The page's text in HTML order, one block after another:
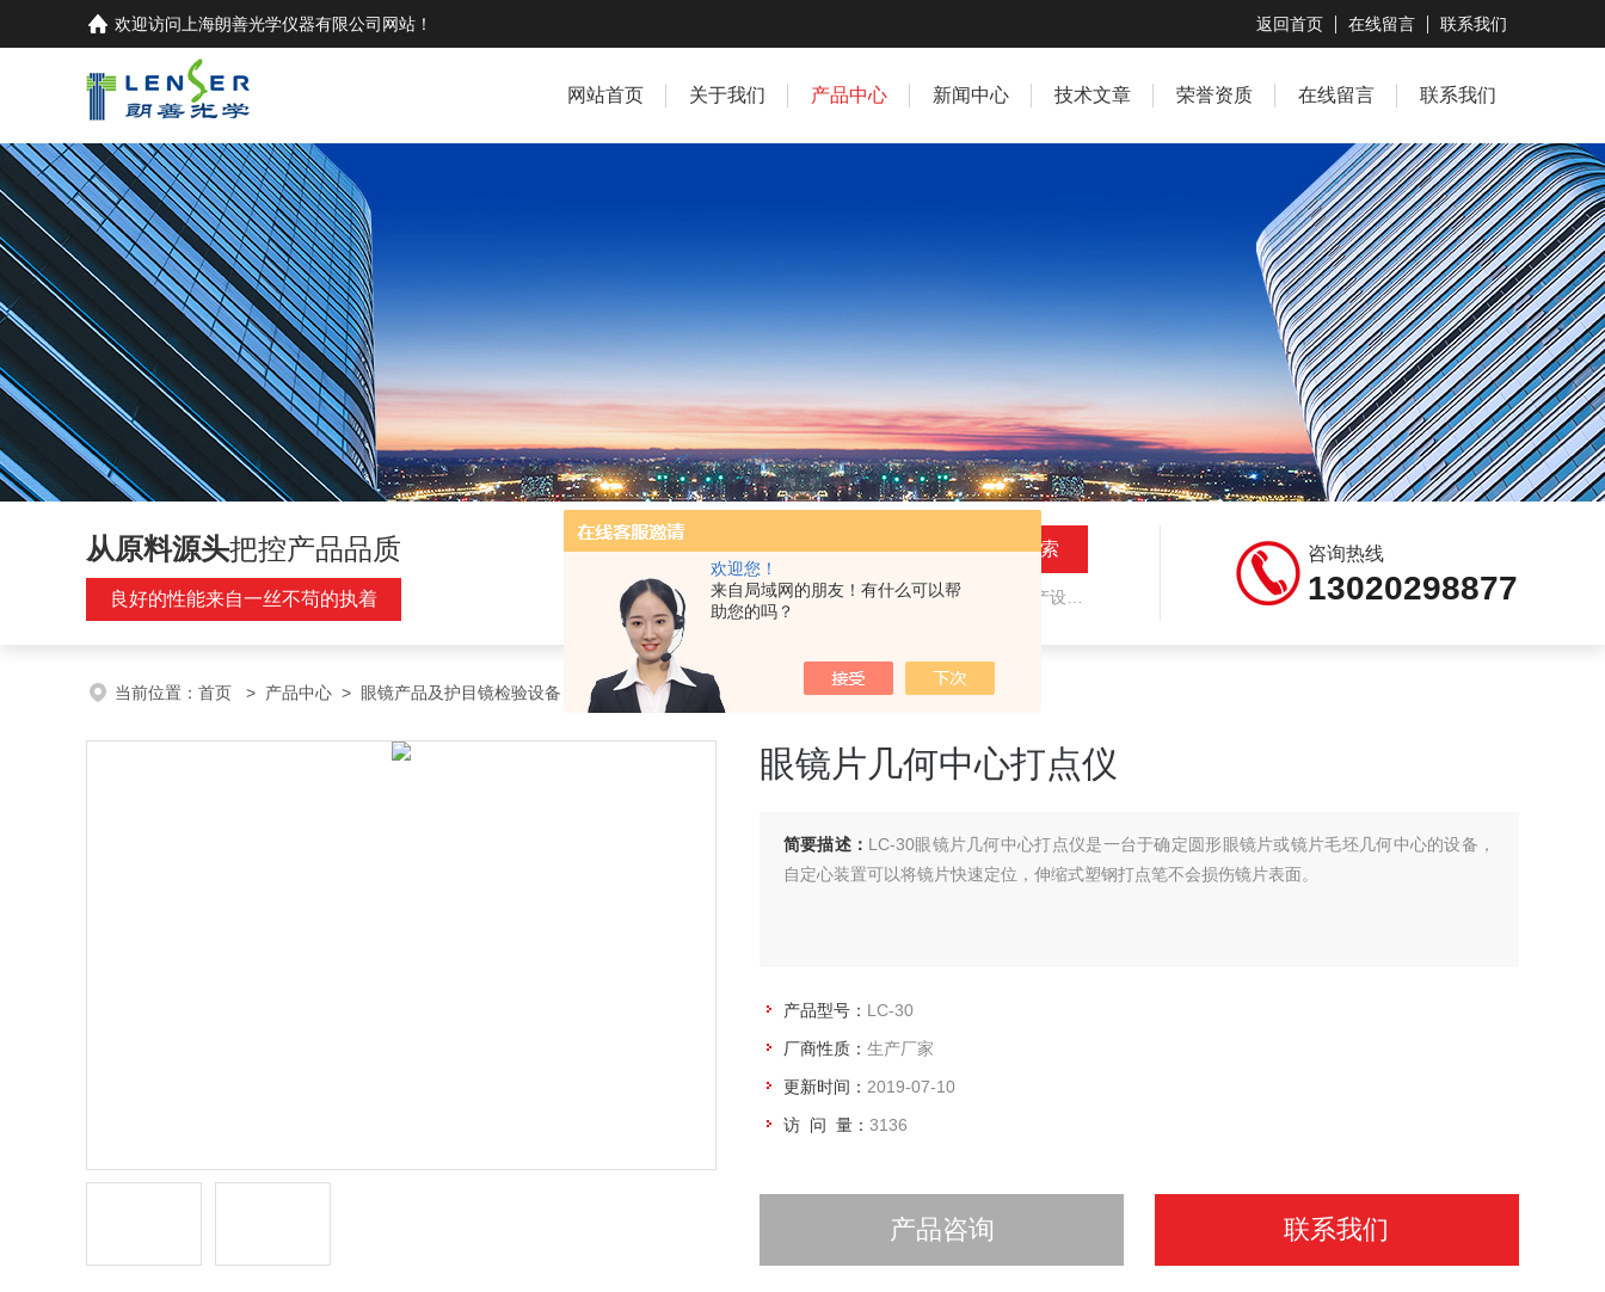
欢迎您！
来自局域网的朋友！有什么可以帮
助您的吗？
欢迎访问 上海朗善光学仪器有限公司 网站！ 返回首页 在线留言 联系我们
网站首页 关于我们 产品中心 新闻中心 技术文章 荣誉资质 在线留言 联系我们
从原料源头把控产品品质
良好的性能来自一丝不苟的执着 热门关键词：隐形眼镜（接触镜）用检测仪器和生产设备，人工晶状体（IOL/ICL）用检测仪器和生产设备，眼镜产品检测仪器，水气处理环保设备
咨询热线
13020298877
当前位置： 首页 > 产品中心 > 眼镜产品及护目镜检验设备 眼镜和护目镜非光学测量 > LC-30眼镜片几何中心打点仪
眼镜片几何中心打点仪
简要描述： LC-30眼镜片几何中心打点仪是一台于确定圆形眼镜片或镜片毛坯几何中心的设备，
自定心装置可以将镜片快速定位，伸缩式塑钢打点笔不会损伤镜片表面。
产品型号： LC-30
厂商性质： 生产厂家
更新时间： 2019-07-10
访 问 量： 3136
产品咨询 联系我们